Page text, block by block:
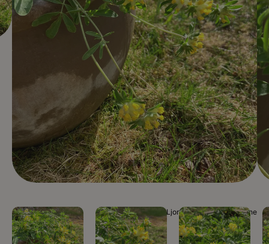
Foto Ljono Stauder / Guro Ljone